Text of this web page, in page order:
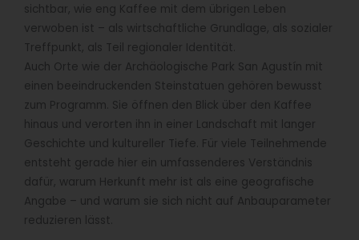
sichtbar, wie eng Kaffee mit dem übrigen Leben
verwoben ist – als wirtschaftliche Grundlage, als sozialer
Treffpunkt, als Teil regionaler Identität.
Auch Orte wie der Archäologische Park San Agustín mit
einen beeindruckenden Steinstatuen gehören bewusst
zum Programm. Sie öffnen den Blick über den Kaffee
hinaus und verorten ihn in einer Landschaft mit langer
Geschichte und kultureller Tiefe. Für viele Teilnehmende
entsteht gerade hier ein umfassenderes Verständnis
dafür, warum Herkunft mehr ist als eine geografische
Angabe – und warum sie sich nicht auf Anbauparameter
reduzieren lässt.